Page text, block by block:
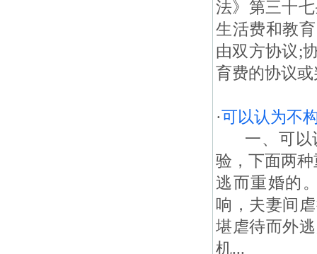
法》第三十
生活费和教
由双方协议;
育费的协议
·可以认为不
一、可以
验，下面两
逃而重婚的
响，夫妻间
堪虐待而外
机...